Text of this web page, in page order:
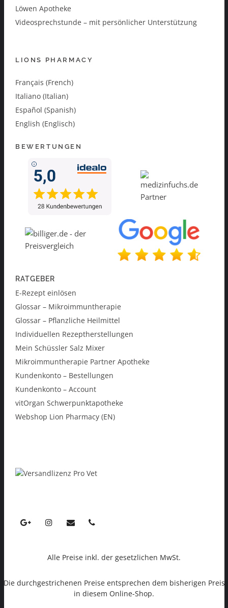
Löwen Apotheke
Videosprechstunde – mit persönlicher Unterstützung
LIONS PHARMACY
Français (French)
Italiano (Italian)
Español (Spanish)
English (Englisch)
BEWERTUNGEN
RATGEBER
E-Rezept einlösen
Glossar – Mikroimmuntherapie
Glossar – Pflanzliche Heilmittel
Individuellen Rezeptherstellungen
Mein Schüssler Salz Mixer
Mikroimmuntherapie Partner Apotheke
Kundenkonto – Bestellungen
Kundenkonto – Account
vitOrgan Schwerpunktapotheke
Webshop Lion Pharmacy (EN)
Alle Preise inkl. der gesetzlichen MwSt.
Die durchgestrichenen Preise entsprechen dem bisherigen Preis
in diesem Online-Shop.